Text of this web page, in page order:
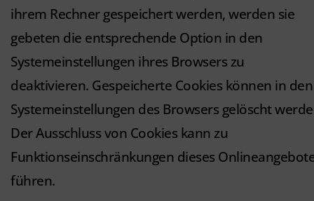
ihrem Rechner gespeichert werden, werden sie
gebeten die entsprechende Option in den
Systemeinstellungen ihres Browsers zu
deaktivieren. Gespeicherte Cookies können in den
Systemeinstellungen des Browsers gelöscht
Der Ausschluss von Cookies kann zu
Funktionseinschränkungen dieses
führen.